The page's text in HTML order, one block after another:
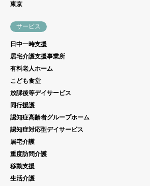
東京
サービス
日中一時支援
居宅介護支援事業所
有料老人ホーム
こども食堂
放課後等デイサービス
同行援護
認知症高齢者グループホーム
認知症対応型デイサービス
居宅介護
重度訪問介護
移動支援
生活介護